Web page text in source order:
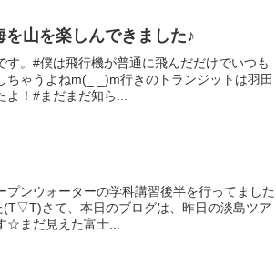
報告パート1 知床の海を山を楽しんできました♪
。#僕は飛行機が普通に飛んだだけでいつも
ゃうよねm(_ _)m行きのトランジットは羽田
！#まだまだ知ら...
ンウォーターの学科講習後半を行ってました
さて、本日のブログは、昨日の淡島ツア
☆まだ見えた富士...